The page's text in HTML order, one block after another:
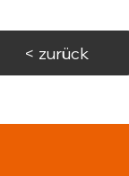
< zurück